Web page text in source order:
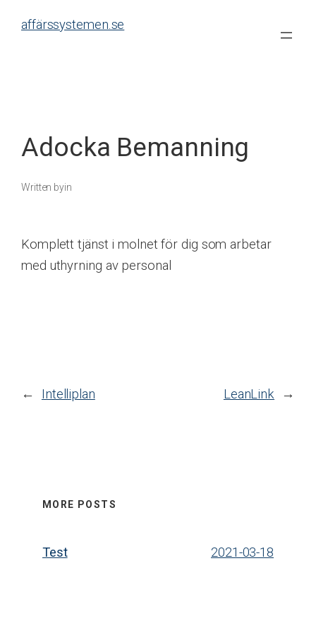
affärssystemen.se
Adocka Bemanning
Written byin
Komplett tjänst i molnet för dig som arbetar
med uthyrning av personal
← Intelliplan LeanLink →
MORE POSTS
Test 2021-03-18